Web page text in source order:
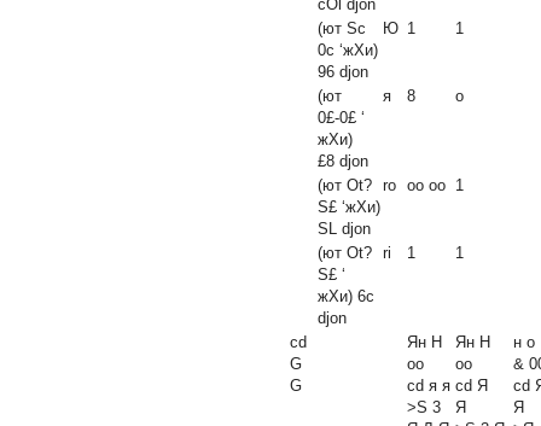
cOl djon
(ют Sc
0c ‘жХи)
96 djon
Ю 1 1
(ют
0£-0£ ‘
жХи)
£8 djon
я 8 о
(ют Ot?
S£ ‘жХи)
SL djon
ro oo oo 1
(ют Ot?
S£ ‘
жХи) 6c
djon
ri 1 1
cd
G
G
Ян H
oo
cd я я
>S 3
Ян H
oo
cd Я
Я
н о
&
cd
Я